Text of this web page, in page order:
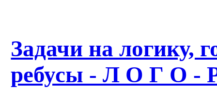
Задачи на логику,
ребусы - Л О Г О -